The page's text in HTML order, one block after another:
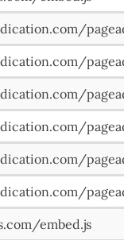
embed.js